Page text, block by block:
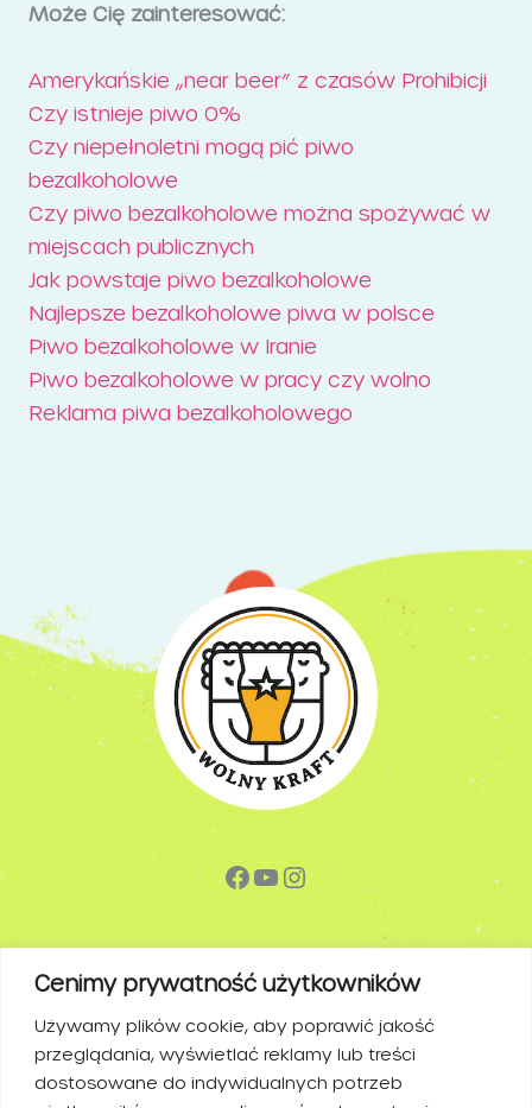
Cenimy prywatność użytkowników
Używamy plików cookie, aby poprawić jakość
przeglądania, wyświetlać reklamy lub treści
dostosowane do indywidualnych potrzeb
Może Cię zainteresować:
Amerykańskie „near beer” z czasów Prohibicji
Czy istnieje piwo 0%
Czy niepełnoletni mogą pić piwo
bezalkoholowe
Czy piwo bezalkoholowe można spożywać w
miejscach publicznych
Jak powstaje piwo bezalkoholowe
Najlepsze bezalkoholowe piwa w polsce
Piwo bezalkoholowe w Iranie
Piwo bezalkoholowe w pracy czy wolno
Reklama piwa bezalkoholowego
Facebook
YouTube
Instagram
PRZYDATNE LINKI